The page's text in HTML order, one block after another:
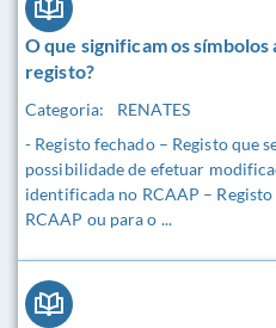
O que significam os símbolos
registo?
Categoria:
RENATES
- Registo fechado – Registo que
possibilidade de efetuar
identificada no RCAAP –
RCAAP ou para o ...